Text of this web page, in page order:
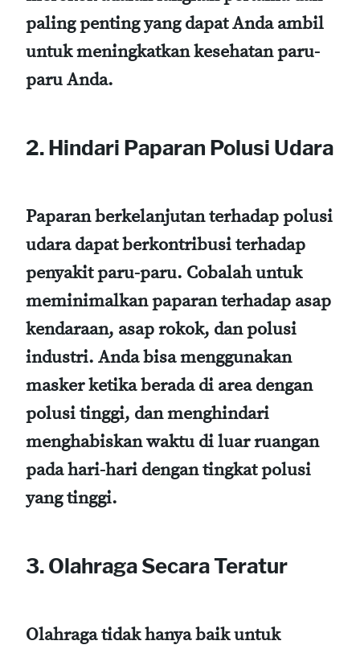
paling penting yang dapat Anda ambil
untuk meningkatkan kesehatan paru-
paru Anda.
2.Hindari Paparan Polusi Udara
Paparan berkelanjutan terhadap polusi
udara dapat berkontribusi terhadap
penyakit paru-paru. Cobalah untuk
meminimalkan paparan terhadap asap
kendaraan, asap rokok, dan polusi
industri. Anda bisa menggunakan
masker ketika berada di area dengan
polusi tinggi, dan menghindari
menghabiskan waktu di luar ruangan
pada hari-hari dengan tingkat polusi
yang tinggi.
3.Olahraga Secara Teratur
Olahraga tidak hanya baik untuk